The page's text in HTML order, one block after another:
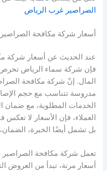
الصراصير غرب الرياض
أسعار شركة مكافحة
عند الحديث عن أسعار شركة
فإن شركة سماء الرياض
المال. إنّ شركة مكافحة
مدروسة تتناسب مع حجم
الخدمات المطلوبة، مع ضمان
العملاء، فإن الأسعار لا تعكس
بل تشمل أيضًا الخبرة، الضمان،
تعمل شركة مكافحة
أسعار مرنة، تبدأ من العروض